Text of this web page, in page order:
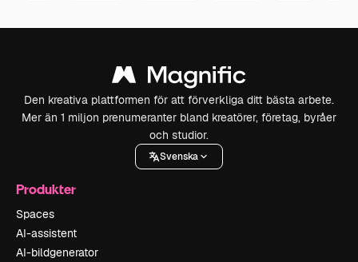
Den kreativa plattformen för att förverkliga ditt bästa arbete.
Mer än 1 miljon prenumeranter bland kreatörer, företag, byråer
och studior.
Svenska
Produkter
Spaces
AI-assistent
AI-bildgenerator